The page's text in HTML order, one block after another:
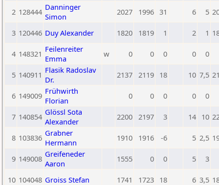
2 128444 Danninger
Simon
2027 1996 31 6 5
3 120446 Duy Alexander 1820 1819 1 2 1
4 148321 Feilenreiter
Emma
w 0 0 0 0 0
5 140911 Flasik Radoslav
Dr.
2137 2119 18 10 7,5
6 149009 Frühwirth
Florian
0 0 0 0 0
7 140854 Glössl Sota
Alexander
2200 2197 3 14 10
8 103836 Grabner
Hermann
1910 1916 -6 5 2,5
9 149008 Greifeneder
Aaron
1555 0 0 5 3
10 104048 Groiss Stefan 1741 1723 18 6 3,5